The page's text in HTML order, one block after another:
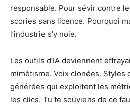
responsable. Pour sévir contre
scories sans licence. Pourquoi
l’industrie s’y noie.
Les outils d’IA deviennent
mimétisme. Voix clonées. Styles
générées qui exploitent les
les clics. Tu te souviens de ce